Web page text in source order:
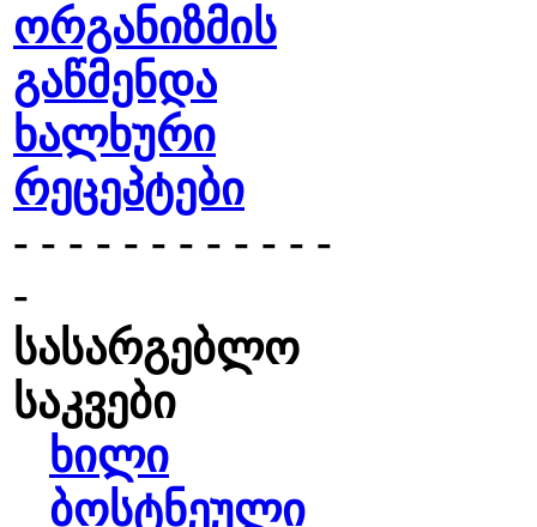
ორგანიზმის
გაწმენდა
ხალხური
რეცეპტები
- - - - - - - - - - - -
-
სასარგებლო
საკვები
ხილი
ბოსტნეული